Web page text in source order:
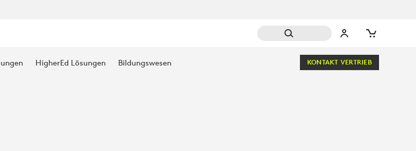
HigherEd Lösungen Bildungswesen KONTAKT VERTRIEB